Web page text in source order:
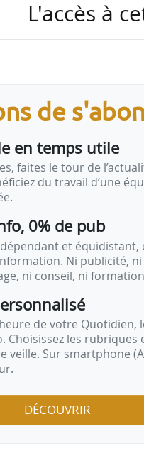
Antoine Caron
L'accès à
de
en temps utile
faites le tour de
du travail d’une
0% de pub
et équidistant,
Ni publicité, ni
ni conseil, ni
de votre Quotidien,
Choisissez les rubriques
veille. Sur smartphone
DÉCOUVRIR